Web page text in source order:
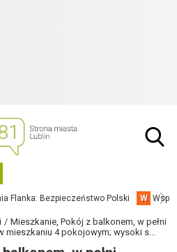
Flanka: Bezpieczeństwo Polski W
Mieszkanie, Pokój z balkonem, w pełni
mieszkaniu 4 pokojowym; wysoki s...